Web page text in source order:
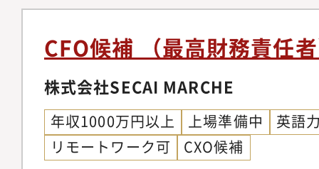
──事業の最前線を知
問いが、コーポレー
【具体的な業務内容
案と実行財務戦略の
理、経理体制の構築
長を支えます。ただ
はありません。「こ
企画等）・コーポレ
組織・仕組みづくり
プ・成長企業でのコ
CFO候補 （最高財務責任
株式会社SECAI MARCHE
年収1000万円以上 上場準備中
英語
リモートワーク可
CXO候補